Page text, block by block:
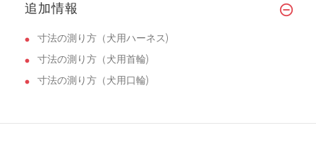
追加情報
寸法の測り方（犬用ハーネス)
寸法の測り方（犬用首輪)
寸法の測り方（犬用口輪)